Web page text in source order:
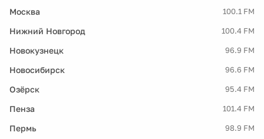
Москва 100.1 FM
Нижний Новгород 100.4 FM
Новокузнецк 96.9 FM
Новосибирск 96.6 FM
Озёрск 95.4 FM
Пенза 101.4 FM
Пермь 98.9 FM